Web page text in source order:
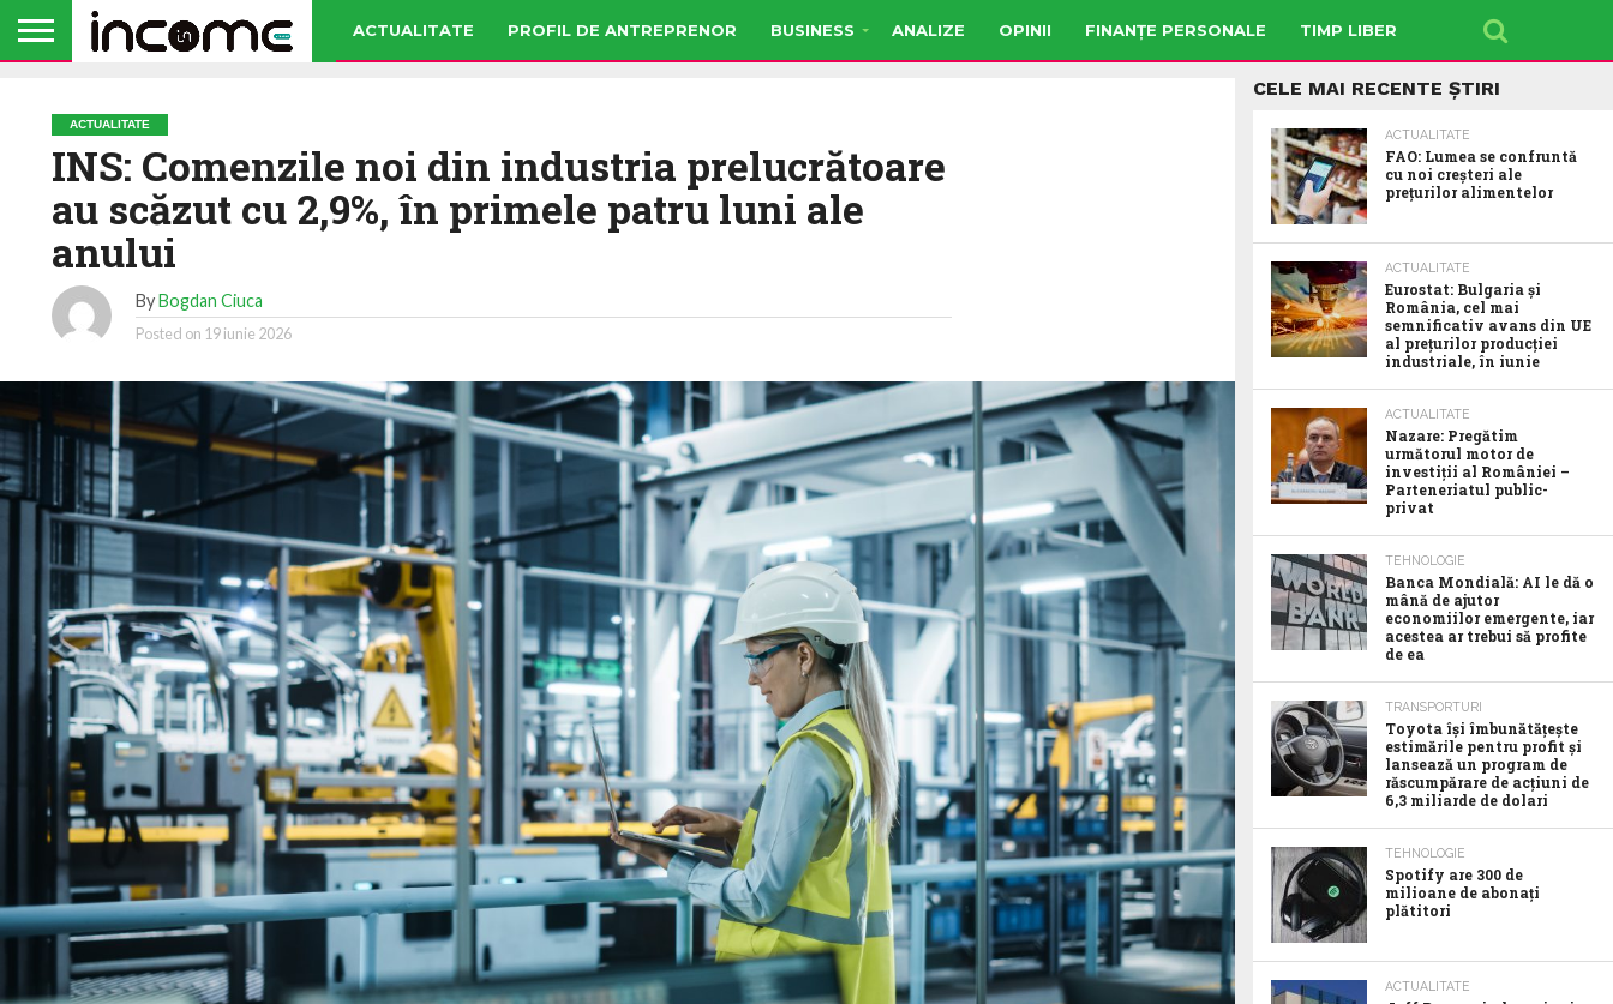
ACTUALITATE PROFIL DE ANTREPRENOR BUSINESS ANALIZE OPINII FINANȚE PERSONALE TIMP LIBER
ACTUALITATE
INS: Comenzile noi din industria prelucrătoare
au scăzut cu 2,9%, în primele patru luni ale
anului
ByBogdan Ciuca
Posted on 19 iunie 2026
CELE MAI RECENTE ȘTIRI
ACTUALITATE
FAO: Lumea se confruntă
cu noi creșteri ale
prețurilor alimentelor
ACTUALITATE
Eurostat: Bulgaria și
România, cel mai
semnificativ avans din UE
al prețurilor producției
industriale, în iunie
ACTUALITATE
Nazare: Pregătim
următorul motor de
investiții al României –
Parteneriatul public-
privat
TEHNOLOGIE
Banca Mondială: AI le dă o
mână de ajutor
economiilor emergente, iar
acestea ar trebui să profite
de ea
TRANSPORTURI
Toyota îşi îmbunătăţeşte
estimările pentru profit şi
lansează un program de
răscumpărare de acţiuni de
6,3 miliarde de dolari
TEHNOLOGIE
Spotify are 300 de
milioane de abonaţi
plătitori
ACTUALITATE